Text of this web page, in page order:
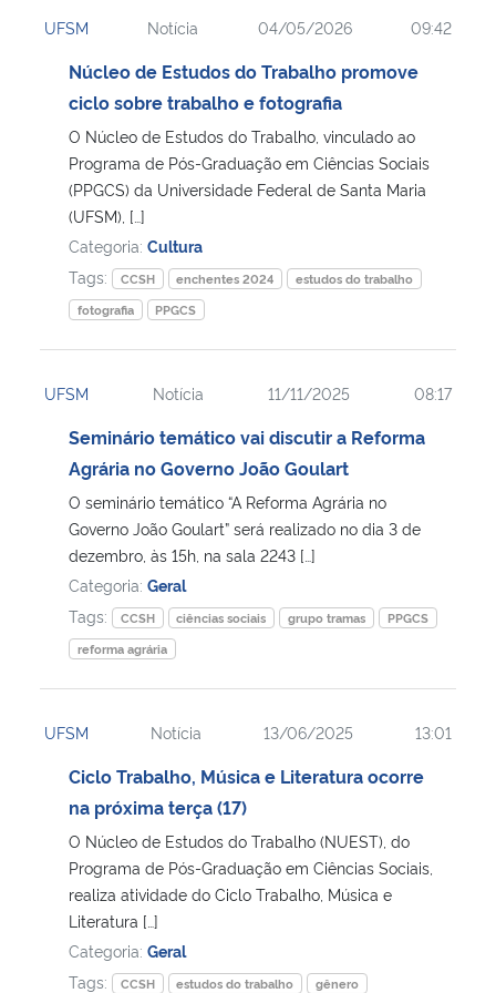
UFSM Notícia 04/05/2026 09:42
Núcleo de Estudos do Trabalho promove
ciclo sobre trabalho e fotografia
O Núcleo de Estudos do Trabalho, vinculado ao
Programa de Pós-Graduação em Ciências Sociais
(PPGCS) da Universidade Federal de Santa Maria
(UFSM), […]
Categoria: Cultura
Tags:
CCSH enchentes 2024
estudos do trabalho
fotografia
PPGCS
UFSM Notícia 11/11/2025 08:17
Seminário temático vai discutir a Reforma
Agrária no Governo João Goulart
O seminário temático “A Reforma Agrária no
Governo João Goulart” será realizado no dia 3 de
dezembro, às 15h, na sala 2243 […]
Categoria: Geral
Tags:
CCSH ciências sociais grupo tramas
PPGCS
reforma agrária
UFSM Notícia 13/06/2025 13:01
Ciclo Trabalho, Música e Literatura ocorre
na próxima terça (17)
O Núcleo de Estudos do Trabalho (NUEST), do
Programa de Pós-Graduação em Ciências Sociais,
realiza atividade do Ciclo Trabalho, Música e
Literatura […]
Categoria: Geral
Tags:
CCSH estudos do trabalho
gênero